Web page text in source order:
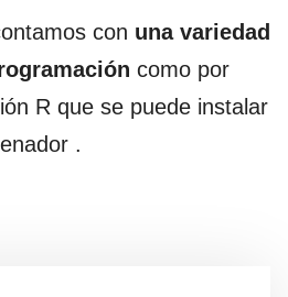
con una variedad
como por
R que se puede instalar
.